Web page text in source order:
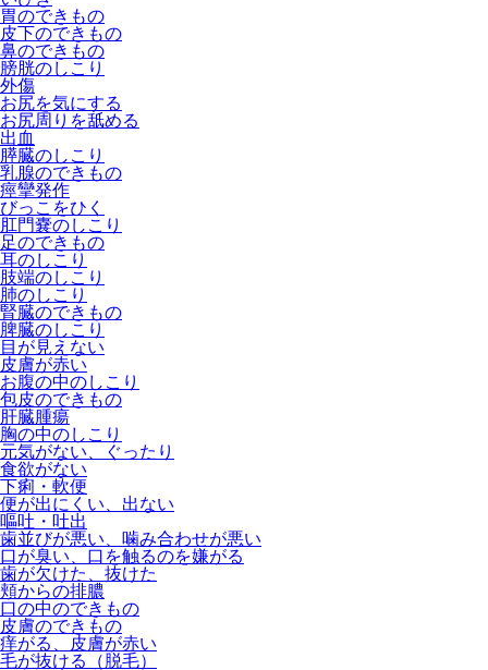
胃のできもの
皮下のできもの
鼻のできもの
膀胱のしこり
外傷
お尻を気にする
お尻周りを舐める
出血
膵臓のしこり
乳腺のできもの
痙攣発作
びっこをひく
肛門嚢のしこり
足のできもの
耳のしこり
肢端のしこり
肺のしこり
腎臓のできもの
脾臓のしこり
目が見えない
皮膚が赤い
お腹の中のしこり
包皮のできもの
肝臓腫瘍
胸の中のしこり
元気がない、ぐったり
食欲がない
下痢・軟便
便が出にくい、出ない
嘔吐・吐出
歯並びが悪い、噛み合わせが悪い
口が臭い、口を触るのを嫌がる
歯が欠けた、抜けた
頬からの排膿
口の中のできもの
皮膚のできもの
痒がる、皮膚が赤い
毛が抜ける（脱毛）